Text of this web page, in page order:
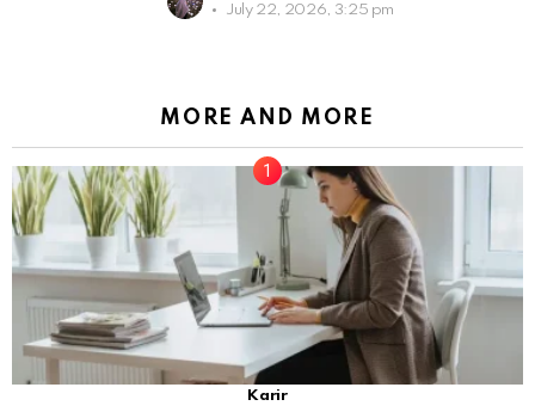
July 22, 2026, 3:25 pm
MORE AND MORE
Karir